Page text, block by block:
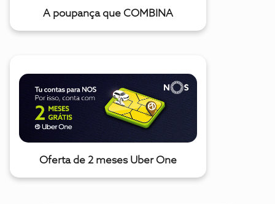
A poupança que COMBINA
Oferta de 2 meses Uber One